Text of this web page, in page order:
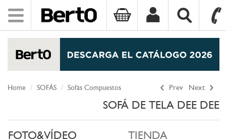
Toggle
navigation
Prev Next
Home SOFÁS Sofás Compuestos
SOFÁ DE TELA DEE DEE
FOTO&VÍDEO TIENDA